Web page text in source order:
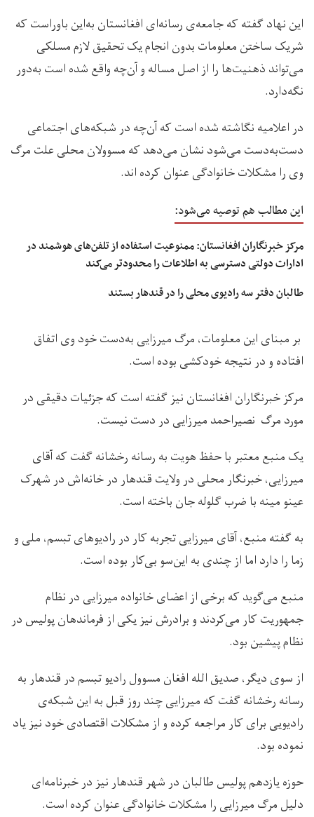
این نهاد گفته که جامعه‌ی رسانه‌ای افغانستان به‌این باوراست که
شریک ساختن معلومات بدون انجام یک تحقیق لازم مسلکی
می‌تواند ذهنیت‌ها را از اصل مساله و آن‌چه واقع شده است به‌دور
نگه‌دارد.
در اعلامیه نگاشته شده است که آن‌چه در شبکه‌های اجتماعی
دست‌به‌دست می‌شود نشان می‌دهد که مسوولان محلی علت مرگ
وی را مشکلات خانوادگی عنوان کرده اند.
این مطالب هم توصیه می‌شود:
مرکز خبرنگاران افغانستان: ممنوعیت استفاده از تلفن‌های هوشمند در
ادارات دولتی دسترسی به اطلاعات را محدودتر می‌کند
طالبان دفتر سه رادیوی محلی را در قندهار بستند
بر مبنای این معلومات، مرگ میرزایی به‌دست خود وی اتفاق
افتاده و در نتیجه خودکشی بوده است.
مرکز خبرنگاران افغانستان نیز گفته است که جزئیات دقیقی در
مورد مرگ نصیراحمد میرزایی در دست نیست.
یک منبع معتبر با حفظ هویت به رسانه رخشانه گفت که آقای
میرزایی، خبرنگار محلی در ولایت قندهار در خانه‌اش در شهرک
عینو مینه با ضرب گلوله جان باخته است.
به گفته منبع، آقای میرزایی تجربه کار در رادیوهای تبسم، ملی و
زما را دارد اما از چندی به این‌سو بی‌کار بوده است.
منبع می‌گوید که برخی از اعضای خانواده میرزایی در نظام
جمهوریت کار می‌کردند و برادرش نیز یکی از فرماندهان پولیس در
نظام پیشین بود.
از سوی دیگر، صدیق الله افغان مسوول رادیو تبسم در قندهار به
رسانه رخشانه گفت که میرزایی چند روز قبل به این شبکه‌ی
رادیویی برای کار مراجعه کرده و از مشکلات اقتصادی خود نیز یاد
نموده بود.
حوزه یازدهم پولیس طالبان در شهر قندهار نیز در خبرنامه‌ای
دلیل مرگ میرزایی را مشکلات خانوادگی عنوان کرده است.